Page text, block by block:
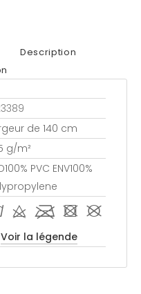
Description
de 140 cm
g/m²
PVC ENV100%
d l - #
Voir la légende